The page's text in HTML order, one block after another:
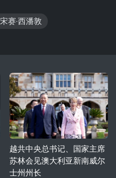
赛·西潘敦
越共中央总书记、国家主席
苏林会见澳大利亚新南威尔
士州州长